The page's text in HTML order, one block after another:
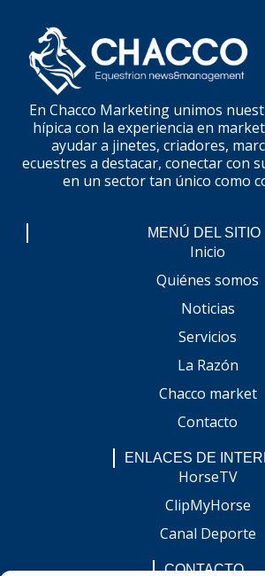
En Chacco Marketing unimos
hípica con la experiencia en
ayudar a jinetes, criadores,
ecuestres a destacar, conectar con
en un sector tan único como
MENÚ DEL SITIO
Inicio
Quiénes somos
Noticias
Servicios
La Razón
Chacco market
Contacto
ENLACES DE
HorseTV
ClipMyHorse
Canal Deporte
CONTACTO